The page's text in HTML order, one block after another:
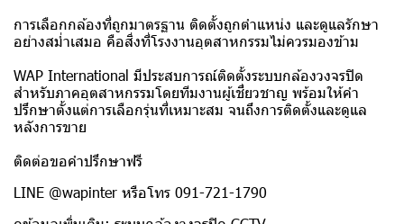
การเลือกกล้องที่ถูกมาตรฐาน ติดตั้งถูกตำแหน่ง และดูแลรักษา
อย่างสม่ำเสมอ คือสิ่งที่โรงงานอุตสาหกรรมไม่ควรมองข้าม
WAP International มีประสบการณ์ติดตั้งระบบกล้องวงจรปิด
สำหรับภาคอุตสาหกรรมโดยทีมงานผู้เชี่ยวชาญ พร้อมให้คำ
ปรึกษาตั้งแต่การเลือกรุ่นที่เหมาะสม จนถึงการติดตั้งและดูแล
หลังการขาย
ติดต่อขอคำปรึกษาฟรี
LINE @wapinter หรือโทร 091-721-1790